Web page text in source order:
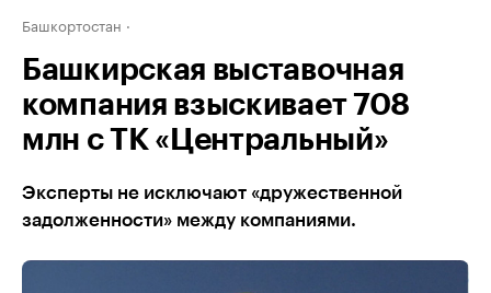
Башкортостан
Башкирская выставочная
компания взыскивает 708
млн с ТК «Центральный»
Эксперты не исключают «дружественной
задолженности» между компаниями.